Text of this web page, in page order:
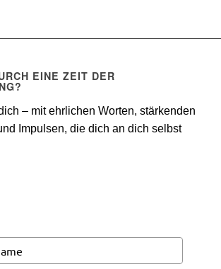
EINE ZEIT DER
– mit ehrlichen Worten, stärkenden
Impulsen, die dich an dich selbst